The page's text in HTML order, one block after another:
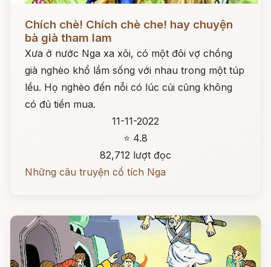
Chích chè! Chích chè che! hay chuyện
bà già tham lam
Xưa ở nước Nga xa xôi, có một đôi vợ chồng
già nghèo khổ lắm sống với nhau trong một túp
lều. Họ nghèo đến nỗi có lúc củi cũng không
có đủ tiền mua.
11-11-2022
⭐ 4.8
82,712 lượt đọc
Những câu truyện cổ tích Nga